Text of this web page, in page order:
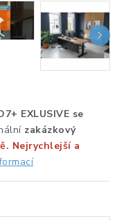
EXLUSIVE se
zakázkový
Nejrychlejší a